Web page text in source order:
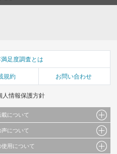
足度調査とは
規約 お問い合わせ
人情報保護方針
載について
、イラスト、画像データ等）及びこれらの配
複製などの二次利用を行うことは固く禁じて
声について
スの利用者が提出された見解・感想です。
使用について